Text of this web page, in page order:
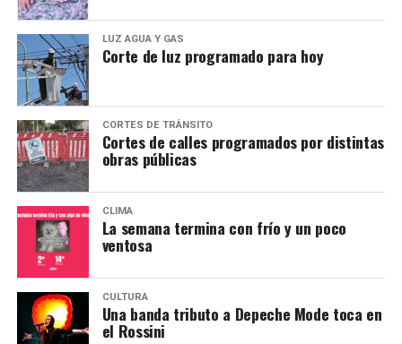
LUZ AGUA Y GAS
Corte de luz programado para hoy
CORTES DE TRÁNSITO
Cortes de calles programados por distintas
obras públicas
CLIMA
La semana termina con frío y un poco
ventosa
CULTURA
Una banda tributo a Depeche Mode toca en
el Rossini